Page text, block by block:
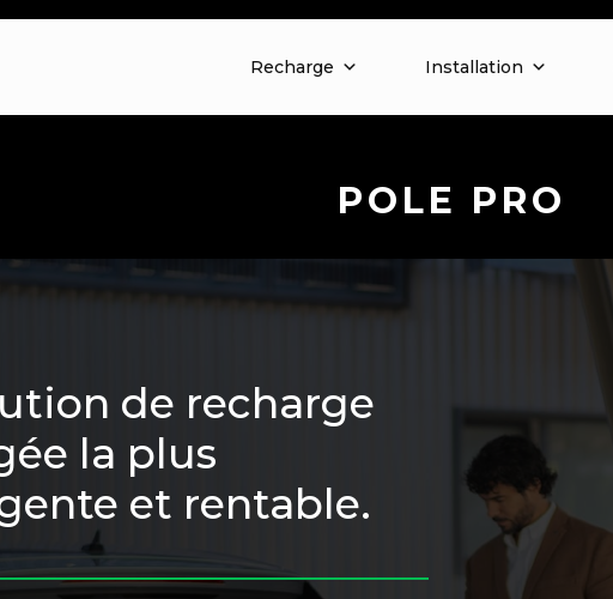
Recharge Installation
POLE PRO
de recharge
la plus
et rentable.